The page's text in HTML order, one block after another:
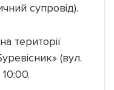
супровід).
території
(вул.